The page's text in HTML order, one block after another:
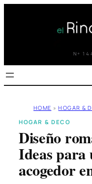
Nº
HOME » HOGAR &
HOGAR & DECO
Diseño
Ideas para
acogedor